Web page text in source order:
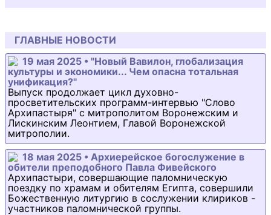
ГЛАВНЫЕ НОВОСТИ
19 мая 2025 • "Новый Вавилон, глобализация
культуры и экономики... Чем опасна тотальная
унификация?"
Выпуск продолжает цикл духовно-
просветительских программ-интервью "Слово
Архипастыря" с митрополитом Воронежским и
Лискинским Леонтием, Главой Воронежской
митрополии.
18 мая 2025 • Архиерейское богослужение в
обители преподобного Павла Фивейского
Архипастыри, совершающие паломническую
поездку по храмам и обителям Египта, совершили
Божественную литургию в сослужении клириков -
участников паломнической группы.